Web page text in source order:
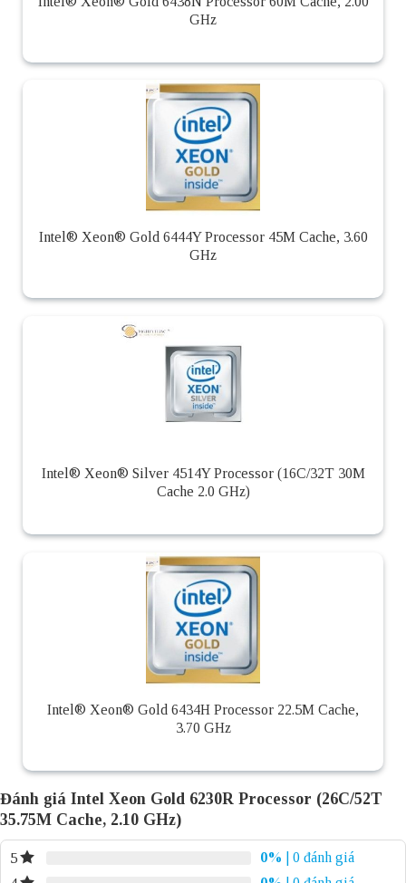
GHz
Intel® Xeon® Gold 6444Y Processor 45M Cache, 3.60
GHz
Intel® Xeon® Silver 4514Y Processor (16C/32T 30M
Cache 2.0 GHz)
Intel® Xeon® Gold 6434H Processor 22.5M Cache,
3.70 GHz
Đánh giá Intel Xeon Gold 6230R Processor (26C/52T
35.75M Cache, 2.10 GHz)
5 0%
| 0 đánh giá